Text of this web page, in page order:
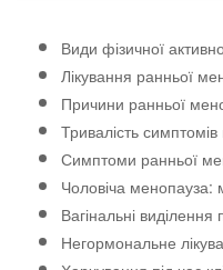
Види фізичної
Лікування ранньої
Причини ранньої
Тривалість
Симптоми ранньої
Чоловіча менопауза:
Вагінальні виділення
Негормональне